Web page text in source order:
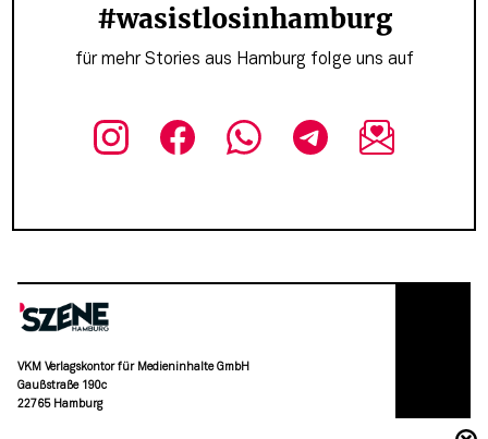
#wasistlosinhamburg
für mehr Stories aus Hamburg folge uns auf
VKM Verlagskontor für Medieninhalte GmbH
Gaußstraße 190c
22765 Hamburg